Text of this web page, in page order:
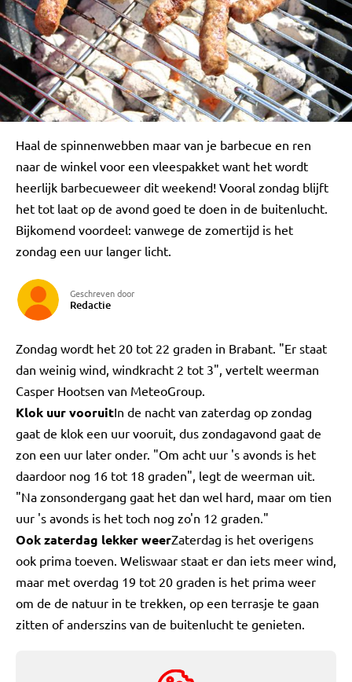
Haal de spinnenwebben maar van je barbecue en ren
naar de winkel voor een vleespakket want het wordt
heerlijk barbecueweer dit weekend! Vooral zondag blijft
het tot laat op de avond goed te doen in de buitenlucht.
Bijkomend voordeel: vanwege de zomertijd is het
zondag een uur langer licht.
Geschreven door
Redactie
Zondag wordt het 20 tot 22 graden in Brabant. "Er staat
dan weinig wind, windkracht 2 tot 3", vertelt weerman
Casper Hootsen van MeteoGroup.
Klok uur vooruitIn de nacht van zaterdag op zondag
gaat de klok een uur vooruit, dus zondagavond gaat de
zon een uur later onder. "Om acht uur 's avonds is het
daardoor nog 16 tot 18 graden", legt de weerman uit.
"Na zonsondergang gaat het dan wel hard, maar om tien
uur 's avonds is het toch nog zo'n 12 graden."
Ook zaterdag lekker weerZaterdag is het overigens
ook prima toeven. Weliswaar staat er dan iets meer wind,
maar met overdag 19 tot 20 graden is het prima weer
om de de natuur in te trekken, op een terrasje te gaan
zitten of anderszins van de buitenlucht te genieten.